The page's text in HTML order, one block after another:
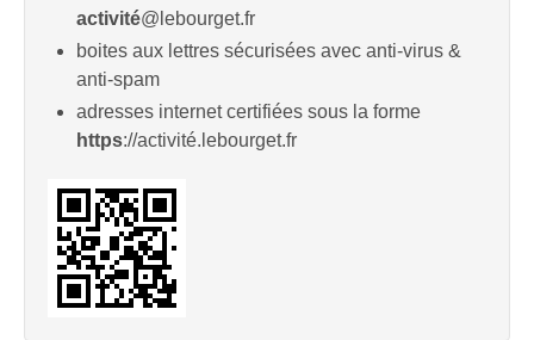
activité@lebourget.fr
boites aux lettres sécurisées avec anti-virus &
anti-spam
adresses internet certifiées sous la forme
https://activité.lebourget.fr